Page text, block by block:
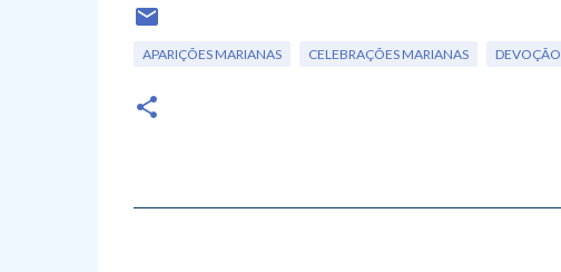
APARIÇÕES MARIANAS CELEBRAÇÕES MARIANAS DEVOÇÃO